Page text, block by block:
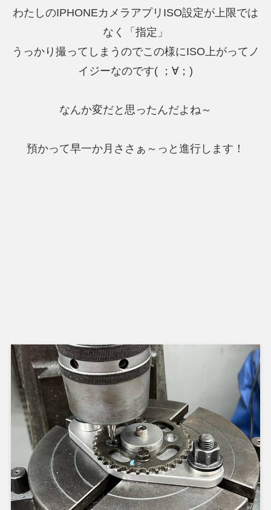
わたしのIPHONEカメラアプリISO設定が上限では
なく「指定」
うっかり撮ってしまうのでこの様にISO上がってノ
イジーなのです( ；∀；)
なんか変だと思ったんだよね～
預かって早一か月ささぁ～っと進行します！